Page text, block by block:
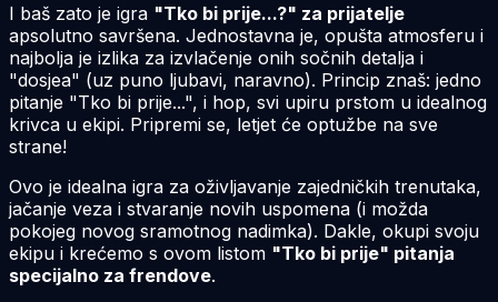
I baš zato je igra "Tko bi prije...?" za prijatelje
apsolutno savršena. Jednostavna je, opušta atmosferu i
najbolja je izlika za izvlačenje onih sočnih detalja i
"dosjea" (uz puno ljubavi, naravno). Princip znaš: jedno
pitanje "Tko bi prije...", i hop, svi upiru prstom u idealnog
krivca u ekipi. Pripremi se, letjet će optužbe na sve
strane!
Ovo je idealna igra za oživljavanje zajedničkih trenutaka,
jačanje veza i stvaranje novih uspomena (i možda
pokojeg novog sramotnog nadimka). Dakle, okupi svoju
ekipu i krećemo s ovom listom "Tko bi prije" pitanja
specijalno za frendove.